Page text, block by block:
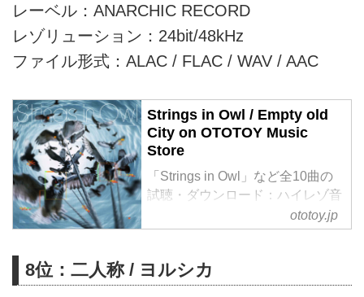
レーベル：ANARCHIC RECORD
レゾリューション：24bit/48kHz
ファイル形式：ALAC / FLAC / WAV / AAC
Strings in Owl / Empty old
City on OTOTOY Music
Store
「Strings in Owl」など全10曲の
試聴・ダウンロード：ハイレゾ音
楽配信と音楽記事はOTOTOYで！
Composer／Producer
Vocalの“kahoca”（カホカ）によ
る音楽ユニットEmpty old City、
ototoy.jp
8位：二人称 / ヨルシカ